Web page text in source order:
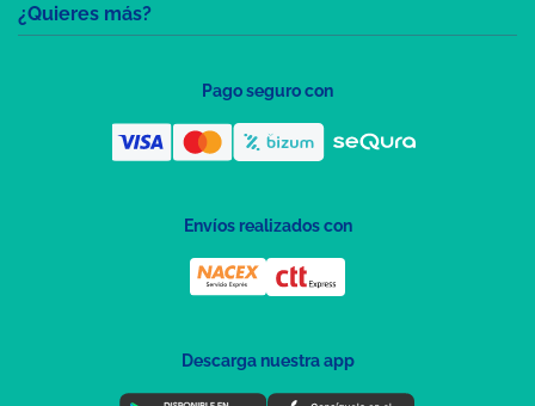
¿Quieres más?
Pago seguro con
Envíos realizados con
Descarga nuestra app